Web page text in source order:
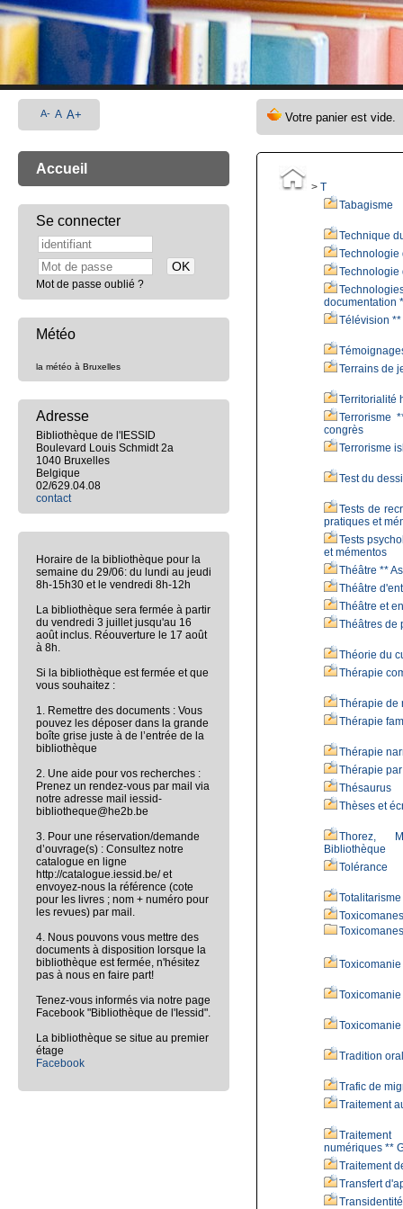
> T
Tabagisme
Technique
Technologie
Technologie
documentation
Télévision
Terrains de
Territorialité
Terrorisme
congrès
Terrorisme
Test du
Tests de
pratiques et
Tests
et mémentos
Théâtre **
Théâtre
Théâtre et
Théâtres de
Théorie du
Thérapie
Thérapie de
Thérapie
Thérapie
Thérapie
Thésaurus
Thèses et
Thorez,
Bibliothèque
Tolérance
Totalitarisme
Tradition
Trafic de
Traitement
numériques **
Traitement
Transfert
Transidentité
A- A A+
Accueil
Se connecter
Mot de passe oublié ?
Météo
la météo à Bruxelles
Adresse
Bibliothèque de l'IESSID
Boulevard Louis Schmidt 2a
1040 Bruxelles
Belgique
02/629.04.08
contact
Horaire de la bibliothèque pour la
semaine du 29/06: du lundi au jeudi
8h-15h30 et le vendredi 8h-12h
La bibliothèque sera fermée à partir
du vendredi 3 juillet jusqu'au 16
août inclus. Réouverture le 17 août
à 8h.
Si la bibliothèque est fermée et que
vous souhaitez :
1. Remettre des documents : Vous
pouvez les déposer dans la grande
boîte grise juste à de l’entrée de la
bibliothèque
2. Une aide pour vos recherches :
Prenez un rendez-vous par mail via
notre adresse mail iessid-
bibliotheque@he2b.be
3. Pour une réservation/demande
d’ouvrage(s) : Consultez notre
catalogue en ligne
http://catalogue.iessid.be/ et
envoyez-nous la référence (cote
pour les livres ; nom + numéro pour
les revues) par mail.
4. Nous pouvons vous mettre des
documents à disposition lorsque la
bibliothèque est fermée, n'hésitez
pas à nous en faire part!
Tenez-vous informés via notre page
Facebook "Bibliothèque de l'Iessid".
La bibliothèque se situe au premier
étage
Facebook